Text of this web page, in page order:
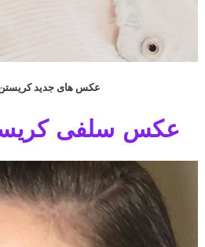
عکس های جدید
عکس سلفی